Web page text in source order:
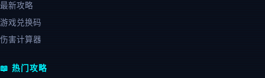
最新攻略
游戏兑换码
伤害计算器
📖 热门攻略